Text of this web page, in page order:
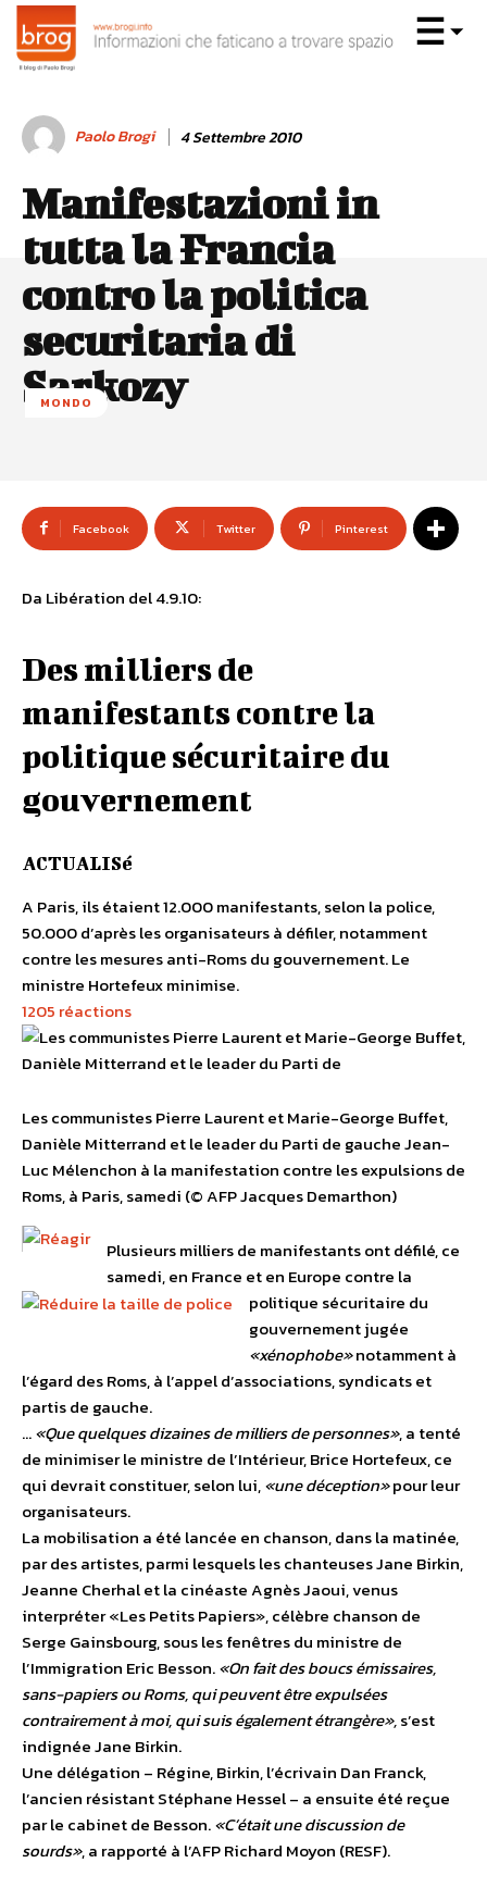
Paolo Brogi 4 Settembre 2010
Manifestazioni in
tutta la Francia
contro la politica
securitaria di
Sarkozy
MONDO
Facebook Twitter Pinterest
Da Libération del 4.9.10:
Des milliers de
manifestants contre la
politique sécuritaire du
gouvernement
ACTUALISé
A Paris, ils étaient 12.000 manifestants, selon la police,
50.000 d’après les organisateurs à défiler, notamment
contre les mesures anti-Roms du gouvernement. Le
ministre Hortefeux minimise.
1205 réactions
Les communistes Pierre Laurent et Marie-George Buffet,
Danièle Mitterrand et le leader du Parti de gauche Jean-
Luc Mélenchon à la manifestation contre les expulsions de
Roms, à Paris, samedi (© AFP Jacques Demarthon)
Plusieurs milliers de manifestants ont défilé, ce
samedi, en France et en Europe contre la
politique sécuritaire du
gouvernement jugée
«xénophobe»notamment à
l’égard des Roms, à l’appel d’associations, syndicats et
partis de gauche.
…«Que quelques dizaines de milliers de personnes», a tenté
de minimiser le ministre de l’Intérieur, Brice Hortefeux, ce
qui devrait constituer, selon lui,«une déception»pour leur
organisateurs.
La mobilisation a été lancée en chanson, dans la matinée,
par des artistes, parmi lesquels les chanteuses Jane Birkin,
Jeanne Cherhal et la cinéaste Agnès Jaoui, venus
interpréter «Les Petits Papiers», célèbre chanson de
Serge Gainsbourg, sous les fenêtres du ministre de
l’Immigration Eric Besson.«On fait des boucs émissaires,
sans-papiers ou Roms, qui peuvent être expulsées
contrairement à moi, qui suis également étrangère»,s’est
indignée Jane Birkin.
Une délégation – Régine, Birkin, l’écrivain Dan Franck,
l’ancien résistant Stéphane Hessel – a ensuite été reçue
par le cabinet de Besson.«C’était une discussion de
sourds», a rapporté à l’AFP Richard Moyon (RESF).